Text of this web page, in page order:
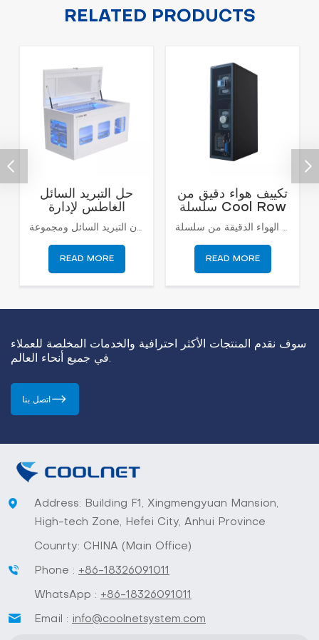
RELATED PRODUCTS
حل التبريد السائل
الغاطس لإدارة
الحرارة بكفاءة
التبريد السائل الغاطس بواسطة خزانة خزان التبريد السائل ومجموعة CDU، يمكن أن يحقق قدرة تبريد تصل إلى 80KW، الخزانة من 21U إلى 42U، يمكن لـ CDU تحقيق قدرة تبادل حراري تصل إلى 2000KW.
READ MORE
تكييف هواء دقيق من
سلسلة Cool Row
30 ~ 60KW
تم تصميم مكيفات الهواء الدقيقة من سلسلة CRA لغرف الماكينات ذات الكثافة الحرارية العالية وتكوينات الوحدات الصغيرة، ويمكنها دمج مكونات مضخة الفلور لتحقيق هدف توفير الطاقة. يمكن تبريده بالقرب من مصدر الحرارة، وتقليل المسافة بين هواء الإمداد والهواء الراجع، وزيادة درجة حرارة الهواء الراجع، وضبط خرج قدرة التبريد مع تغير الحمل، ويتميز بنسبة حرارة عالية واضحة ونسبة كفاءة طاقة عالية. تصميم تحويل التردد الكامل، مع صمام التوسع الإلكتروني لضبط معدل التدفق بدقة للتكيف مع تغيرات الحمل المختلفة.
READ MORE
سوف نقدم المنتجات الأكثر احترافية والخدمات المخلصة للعملاء
في جميع أنحاء العالم.
اتصل بنا
Address: Building F1, Xingmengyuan Mansion,
High-tech Zone, Hefei City, Anhui Province
Counrty: CHINA (Main Office)
Phone : +86-18326091011
WhatsApp : +86-18326091011
Email : info@coolnetsystem.com